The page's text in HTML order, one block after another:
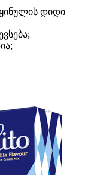
ყინულის დიდი